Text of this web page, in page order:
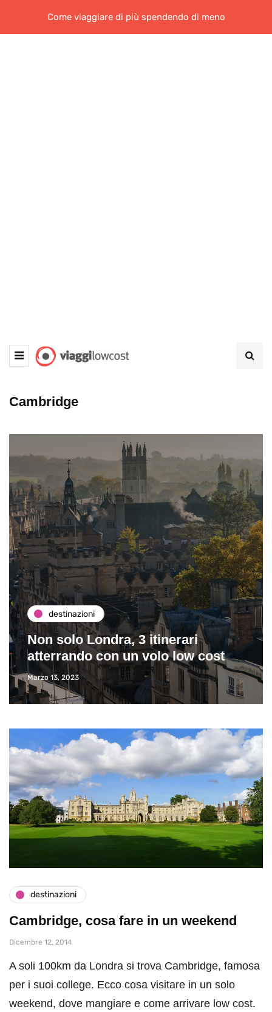
Come viaggiare di più spendendo di meno
Cambridge
destinazioni
Non solo Londra, 3 itinerari
atterrando con un volo low cost
Marzo 13, 2023
destinazioni
Cambridge, cosa fare in un weekend
Dicembre 12, 2014
A soli 100km da Londra si trova Cambridge, famosa
per i suoi college. Ecco cosa visitare in un solo
weekend, dove mangiare e come arrivare low cost.